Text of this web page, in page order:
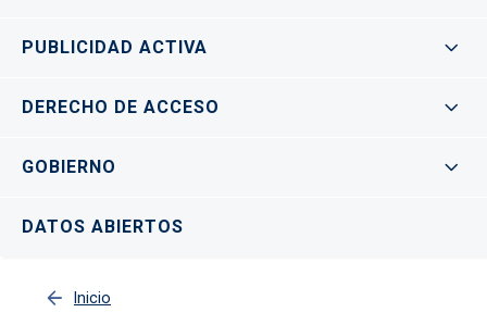
PUBLICIDAD ACTIVA
DERECHO DE ACCESO
GOBIERNO
DATOS ABIERTOS
Inicio